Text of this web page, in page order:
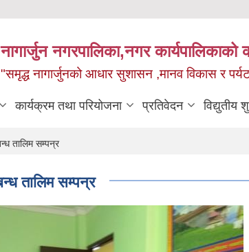
नागार्जुन नगरपालिका,नगर कार्यपालिकाको
"समृद्ध नागार्जुनको आधार सुशासन ,मानव विकास र
कार्यक्रम तथा परियोजना प्रतिवेदन विद्युतीय
तालिम सम्पन्र
तालिम सम्पन्र